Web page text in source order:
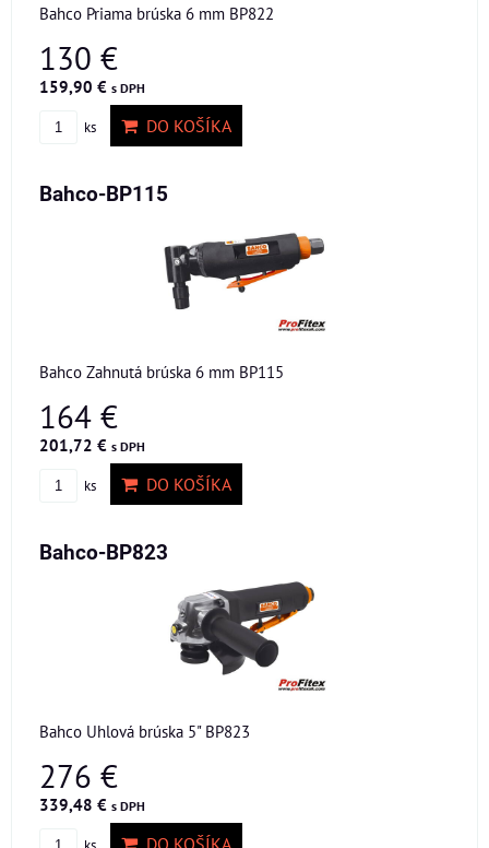
Bahco Priama brúska 6 mm BP822
130 €
159,90 € s DPH
ks DO KOŠÍKA
Bahco-BP115
Bahco Zahnutá brúska 6 mm BP115
164 €
201,72 € s DPH
ks DO KOŠÍKA
Bahco-BP823
Bahco Uhlová brúska 5" BP823
276 €
339,48 € s DPH
DO KOŠÍKA